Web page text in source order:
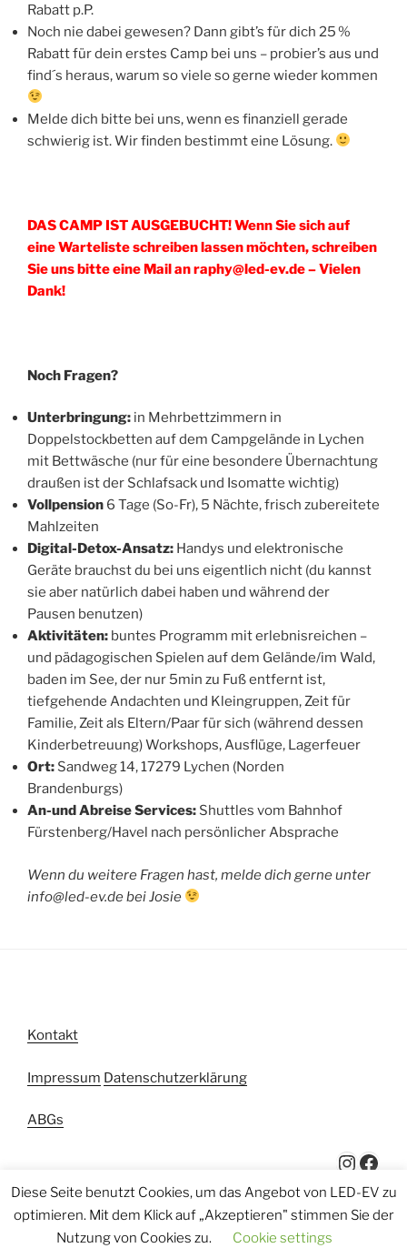
Rabatt p.P.
Noch nie dabei gewesen? Dann gibt’s für dich 25 %
Rabatt für dein erstes Camp bei uns – probier’s aus und
find´s heraus, warum so viele so gerne wieder kommen
Melde dich bitte bei uns, wenn es finanziell gerade
schwierig ist. Wir finden bestimmt eine Lösung.
DAS CAMP IST AUSGEBUCHT! Wenn Sie sich auf
eine Warteliste schreiben lassen möchten, schreiben
Sie uns bitte eine Mail an raphy@led-ev.de – Vielen
Dank!
Noch Fragen?
Unterbringung: in Mehrbettzimmern in
Doppelstockbetten auf dem Campgelände in Lychen
mit Bettwäsche (nur für eine besondere Übernachtung
draußen ist der Schlafsack und Isomatte wichtig)
Vollpension 6 Tage (So-Fr), 5 Nächte, frisch zubereitete
Mahlzeiten
Digital-Detox-Ansatz: Handys und elektronische
Geräte brauchst du bei uns eigentlich nicht (du kannst
sie aber natürlich dabei haben und während der
Pausen benutzen)
Aktivitäten: buntes Programm mit erlebnisreichen –
und pädagogischen Spielen auf dem Gelände/im Wald,
baden im See, der nur 5min zu Fuß entfernt ist,
tiefgehende Andachten und Kleingruppen, Zeit für
Familie, Zeit als Eltern/Paar für sich (während dessen
Kinderbetreuung) Workshops, Ausflüge, Lagerfeuer
Ort: Sandweg 14, 17279 Lychen (Norden
Brandenburgs)
An-und AbreiseServices: Shuttles vom Bahnhof
Fürstenberg/Havel nach persönlicher Absprache
Wenn du weitere Fragen hast, melde dich gerne unter
info@led-ev.de bei Josie
Kontakt
Impressum Datenschutzerklärung
ABGs
InstagramFacebook
Diese Seite benutzt Cookies, um das Angebot von LED-EV zu
optimieren. Mit dem Klick auf „Akzeptieren" stimmen Sie der
Nutzung von Cookies zu.
Cookie settings